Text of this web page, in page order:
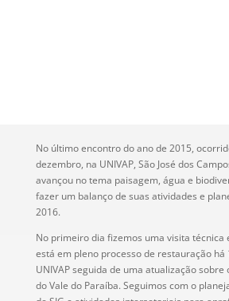
No último encontro do ano de 2015,
dezembro, na UNIVAP, São José dos
avançou no tema paisagem, água e
fazer um balanço de suas atividades e
2016.
No primeiro dia fizemos uma visita técnica
está em pleno processo de restauração há
UNIVAP seguida de uma atualização
do Vale do Paraíba. Seguimos com o